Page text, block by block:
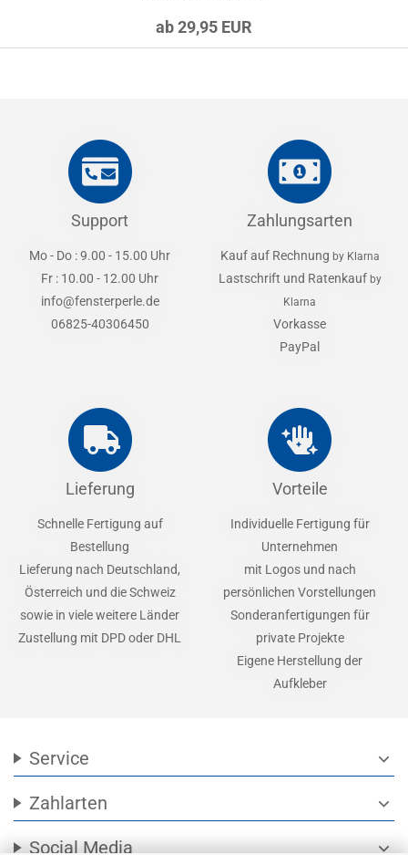
ab 29,95 EUR
Support
Mo - Do : 9.00 - 15.00 Uhr
Fr : 10.00 - 12.00 Uhr
info@fensterperle.de
06825-40306450
Zahlungsarten
Kauf auf Rechnung by Klarna
Lastschrift und Ratenkauf by
Klarna
Vorkasse
PayPal
Lieferung
Schnelle Fertigung auf
Bestellung
Lieferung nach Deutschland,
Österreich und die Schweiz
sowie in viele weitere Länder
Zustellung mit DPD oder DHL
Vorteile
Individuelle Fertigung für
Unternehmen
mit Logos und nach
persönlichen Vorstellungen
Sonderanfertigungen für
private Projekte
Eigene Herstellung der
Aufkleber
Service expand_more
Zahlarten expand_more
Social Media expand_more